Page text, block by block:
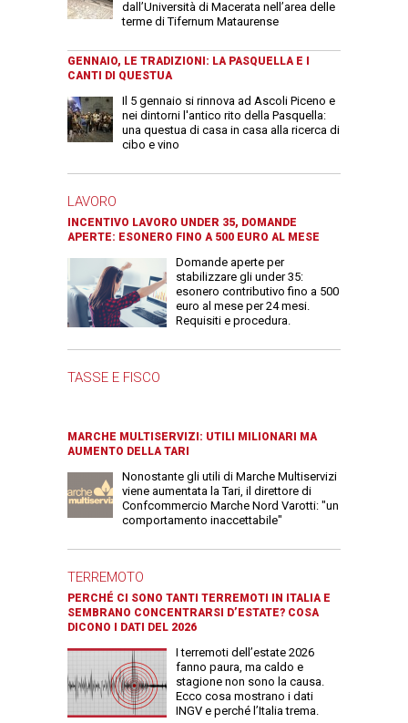
dall’Università di Macerata nell’area delle
terme di Tifernum Mataurense
GENNAIO, LE TRADIZIONI: LA PASQUELLA E I
CANTI DI QUESTUA
Il 5 gennaio si rinnova ad Ascoli Piceno e
nei dintorni l'antico rito della Pasquella:
una questua di casa in casa alla ricerca di
cibo e vino
LAVORO
INCENTIVO LAVORO UNDER 35, DOMANDE
APERTE: ESONERO FINO A 500 EURO AL MESE
Domande aperte per
stabilizzare gli under 35:
esonero contributivo fino a 500
euro al mese per 24 mesi.
Requisiti e procedura.
TASSE E FISCO
MARCHE MULTISERVIZI: UTILI MILIONARI MA
AUMENTO DELLA TARI
Nonostante gli utili di Marche Multiservizi
viene aumentata la Tari, il direttore di
Confcommercio Marche Nord Varotti: "un
comportamento inaccettabile"
TERREMOTO
PERCHÉ CI SONO TANTI TERREMOTI IN ITALIA E
SEMBRANO CONCENTRARSI D’ESTATE? COSA
DICONO I DATI DEL 2026
I terremoti dell’estate 2026
fanno paura, ma caldo e
stagione non sono la causa.
Ecco cosa mostrano i dati
INGV e perché l’Italia trema.